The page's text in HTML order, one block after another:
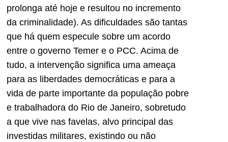
prolonga até hoje e resultou no incremento
da criminalidade). As dificuldades são tantas
que há quem especule sobre um acordo
entre o governo Temer e o PCC. Acima de
tudo, a intervenção significa uma ameaça
para as liberdades democráticas e para a
vida de parte importante da população pobre
e trabalhadora do Rio de Janeiro, sobretudo
a que vive nas favelas, alvo principal das
investidas militares, existindo ou não